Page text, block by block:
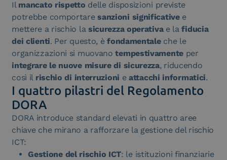
Il mancato rispetto delle disposizioni previste
potrebbe comportaresanzioni significativee
mettere a rischio la sicurezza operativae lafiducia
dei clienti. Per questo, èfondamentaleche le
organizzazioni si muovanotempestivamenteper
integrare le nuove misure di sicurezza, riducendo
così il rischio di interruzioni eattacchi informatici.
I quattro pilastri del Regolamento
DORA
DORA introduce standard elevati in quattro aree
chiave che mirano a rafforzare la gestione del rischio
ICT:
Gestione del rischio ICT: le istituzioni finanziarie